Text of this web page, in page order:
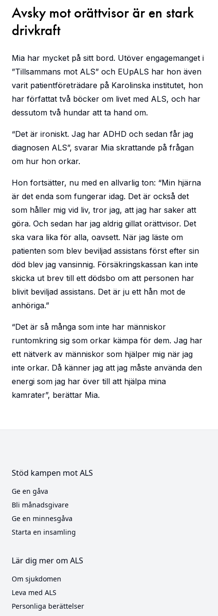
Avsky mot orättvisor är en stark
drivkraft
Mia har mycket på sitt bord. Utöver engagemanget i
”Tillsammans mot ALS” och EUpALS har hon även
varit patientföreträdare på Karolinska institutet, hon
har författat två böcker om livet med ALS, och har
dessutom två hundar att ta hand om.
“Det är ironiskt. Jag har ADHD och sedan får jag
diagnosen ALS”, svarar Mia skrattande på frågan
om hur hon orkar.
Hon fortsätter, nu med en allvarlig ton: “Min hjärna
är det enda som fungerar idag. Det är också det
som håller mig vid liv, tror jag, att jag har saker att
göra. Och sedan har jag aldrig gillat orättvisor. Det
ska vara lika för alla, oavsett. När jag läste om
patienten som blev beviljad assistans först efter sin
död blev jag vansinnig. Försäkringskassan kan inte
skicka ut brev till ett dödsbo om att personen har
blivit beviljad assistans. Det är ju ett hån mot de
anhöriga.”
“Det är så många som inte har människor
runtomkring sig som orkar kämpa för dem. Jag har
ett nätverk av människor som hjälper mig när jag
inte orkar. Då känner jag att jag måste använda den
energi som jag har över till att hjälpa mina
kamrater”, berättar Mia.
Stöd kampen mot ALS
Ge en gåva
Bli månadsgivare
Ge en minnesgåva
Starta en insamling
Lär dig mer om ALS
Om sjukdomen
Leva med ALS
Personliga berättelser